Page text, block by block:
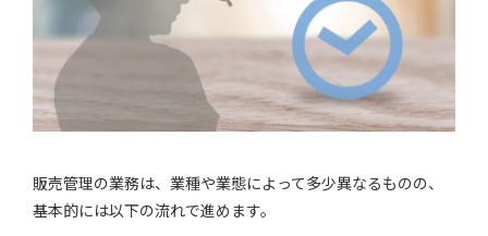
販売管理の業務は、業種や業態によって多少異なるものの、
基本的には以下の流れで進めます。